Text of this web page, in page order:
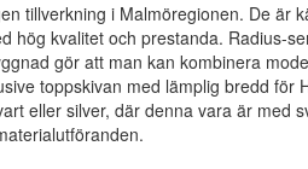
tillverkning i Malmöregionen. De är
hög kvalitet och prestanda. Radius-
gör att man kan kombinera
toppskivan med lämplig bredd för
eller silver, där denna vara är med